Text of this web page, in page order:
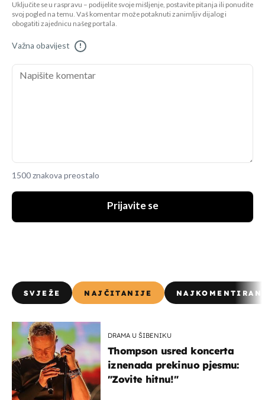
Uključite se u raspravu – podijelite svoje mišljenje, postavite pitanja ili ponudite
svoj pogled na temu. Vaš komentar može potaknuti zanimljiv dijalog i
obogatiti zajednicu našeg portala.
Važna obavijest !
1500 znakova preostalo
Prijavite se
SVJEŽE NAJČITANIJE
DRAMA U ŠIBENIKU
Thompson usred koncerta
iznenada prekinuo pjesmu:
"Zovite hitnu!"